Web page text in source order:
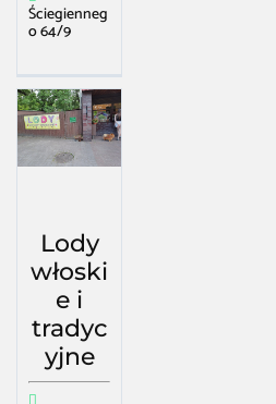
Ściegienneg
o 64/9
Lody
włoski
e i
tradyc
yjne